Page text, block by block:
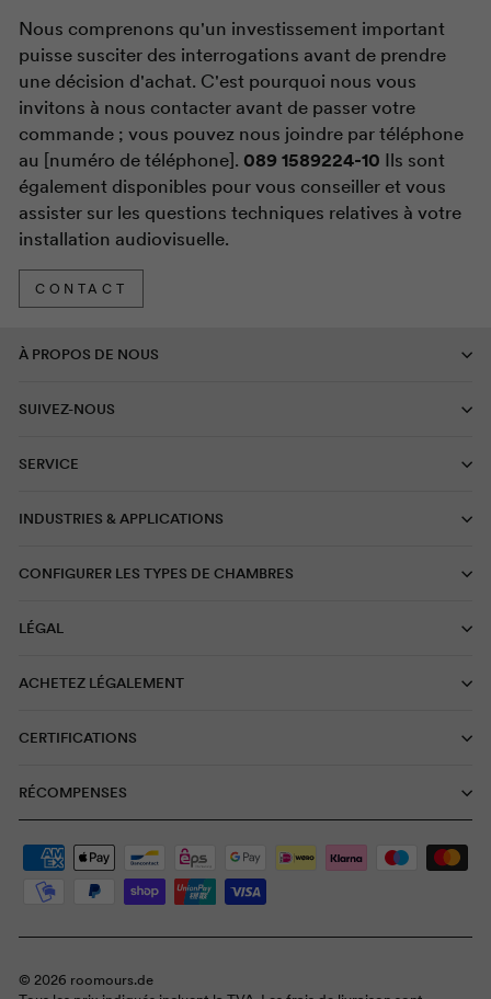
Nous comprenons qu'un investissement important
puisse susciter des interrogations avant de prendre
une décision d'achat. C'est pourquoi nous vous
invitons à nous contacter avant de passer votre
commande ; vous pouvez nous joindre par téléphone
au [numéro de téléphone]. 089 1589224-10 Ils sont
également disponibles pour vous conseiller et vous
assister sur les questions techniques relatives à votre
installation audiovisuelle.
CONTACT
À PROPOS DE NOUS
SUIVEZ-NOUS
SERVICE
INDUSTRIES & APPLICATIONS
CONFIGURER LES TYPES DE CHAMBRES
LÉGAL
ACHETEZ LÉGALEMENT
CERTIFICATIONS
RÉCOMPENSES
© 2026 roomours.de